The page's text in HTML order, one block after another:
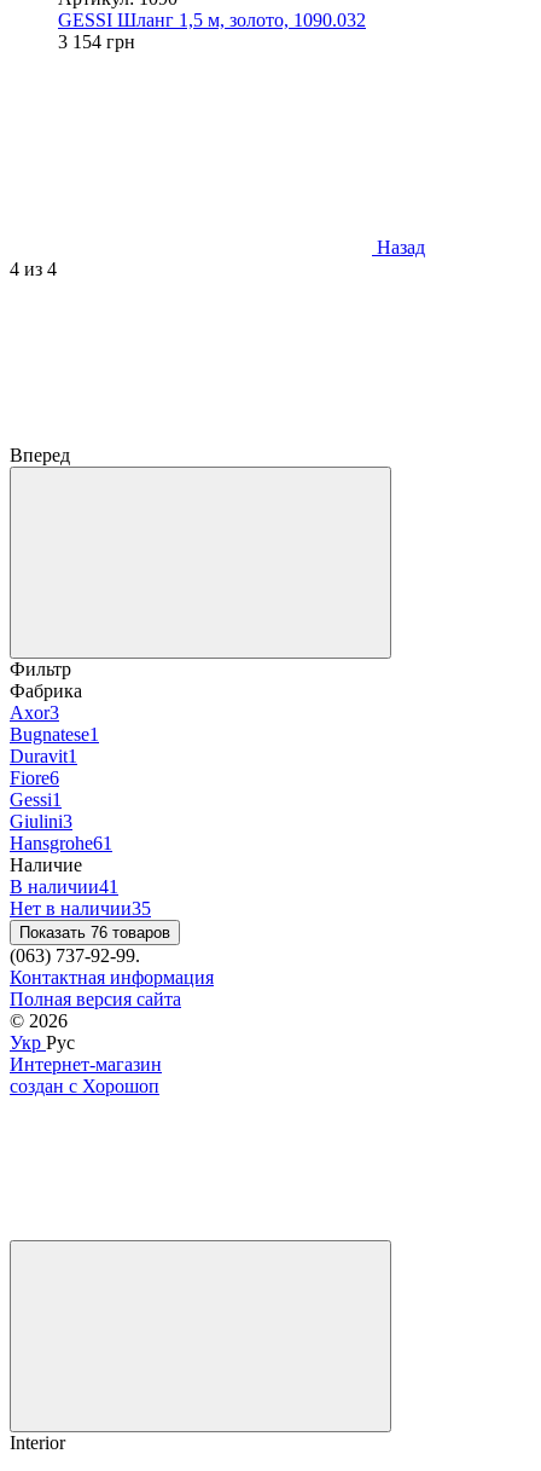
GESSI Шланг 1,5 м, золото, 1090.032
3 154 грн
Назад
4 из 4
Вперед
Фильтр
Фабрика
Axor3
Bugnatese1
Duravit1
Fiore6
Gessi1
Giulini3
Hansgrohe61
Наличие
В наличии41
Нет в наличии35
Показать 76 товаров
(063) 737-92-99.
Контактная информация
Полная версия сайта
© 2026
Укр Рус
Интернет-магазин
создан с Хорошоп
Interior